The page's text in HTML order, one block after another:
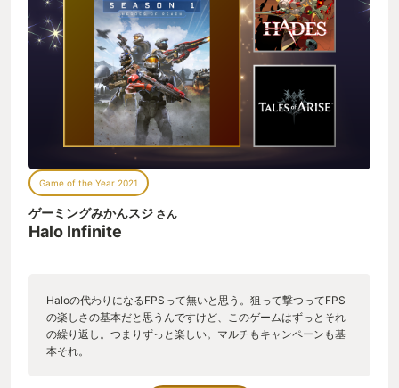
Game of the Year 2021
ゲーミングみかんスジ さん
Halo Infinite
Haloの代わりになるFPSって無いと思う。狙って撃つってFPS
の楽しさの基本だと思うんですけど、このゲームはずっとそれ
の繰り返し。つまりずっと楽しい。マルチもキャンペーンも基
本それ。